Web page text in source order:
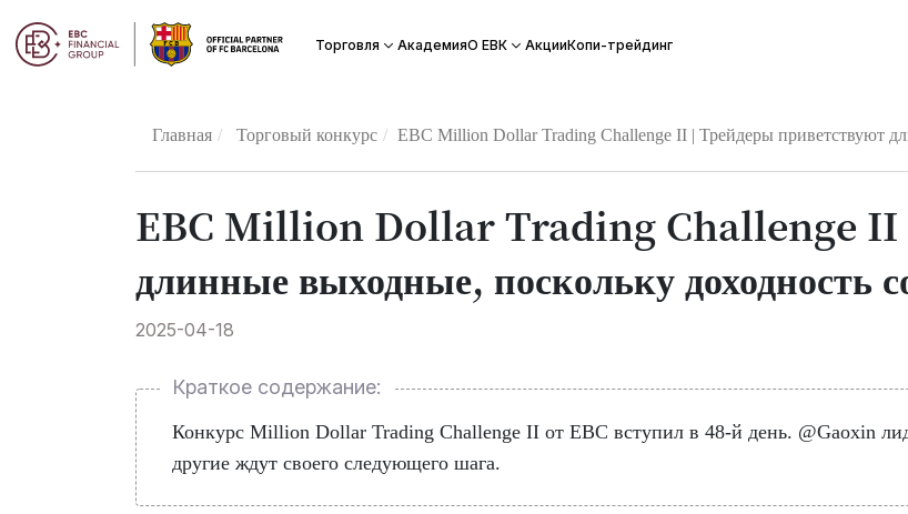
Торговля АкадемияО ЕВК АкцииКопи-трейдинг
Главная Торговый конкурс ​EBC Million Dollar Trading Challenge II | Трейдеры приветствуют
​EBC Million Dollar Trading Challenge II |
длинные выходные, поскольку доходность
2025-04-18
Краткое содержание:
Конкурс Million Dollar Trading Challenge II от EBC вступил в 48-й день. @Gaoxin
другие ждут своего следующего шага.